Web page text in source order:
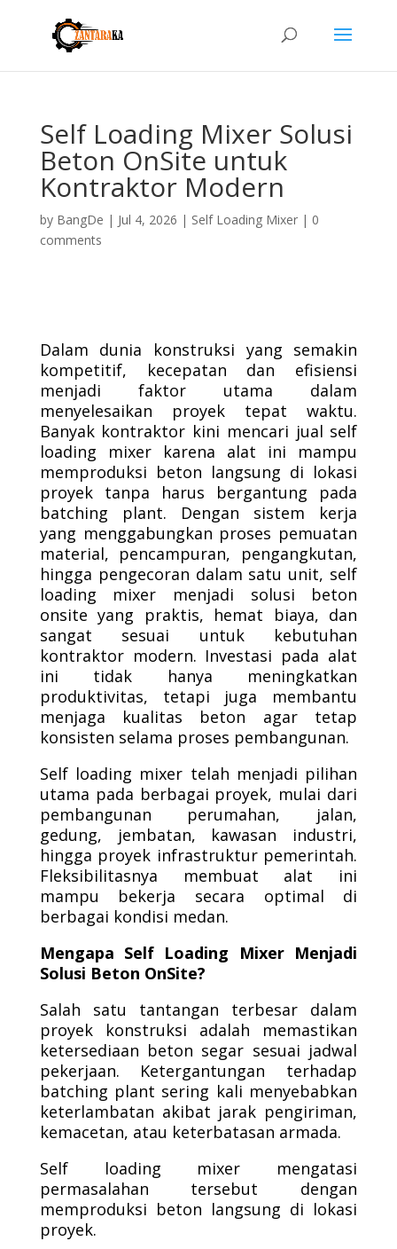
Self Loading Mixer Solusi
Beton OnSite untuk
Kontraktor Modern
by BangDe | Jul 4, 2026 | Self Loading Mixer| 0
comments
Dalam dunia konstruksi yang semakin
kompetitif, kecepatan dan efisiensi
menjadi faktor utama dalam
menyelesaikan proyek tepat waktu.
Banyak kontraktor kini mencari jual self
loading mixer karena alat ini mampu
memproduksi beton langsung di lokasi
proyek tanpa harus bergantung pada
batching plant. Dengan sistem kerja
yang menggabungkan proses pemuatan
material, pencampuran, pengangkutan,
hingga pengecoran dalam satu unit, self
loading mixer menjadi solusi beton
onsite yang praktis, hemat biaya, dan
sangat sesuai untuk kebutuhan
kontraktor modern. Investasi pada alat
ini tidak hanya meningkatkan
produktivitas, tetapi juga membantu
menjaga kualitas beton agar tetap
konsisten selama proses pembangunan.
Self loading mixer telah menjadi pilihan
utama pada berbagai proyek, mulai dari
pembangunan perumahan, jalan,
gedung, jembatan, kawasan industri,
hingga proyek infrastruktur pemerintah.
Fleksibilitasnya membuat alat ini
mampu bekerja secara optimal di
berbagai kondisi medan.
Mengapa Self Loading Mixer Menjadi
Solusi Beton OnSite?
Salah satu tantangan terbesar dalam
proyek konstruksi adalah memastikan
ketersediaan beton segar sesuai jadwal
pekerjaan. Ketergantungan terhadap
batching plant sering kali menyebabkan
keterlambatan akibat jarak pengiriman,
kemacetan, atau keterbatasan armada.
Self loading mixer mengatasi
permasalahan tersebut dengan
memproduksi beton langsung di lokasi
proyek.